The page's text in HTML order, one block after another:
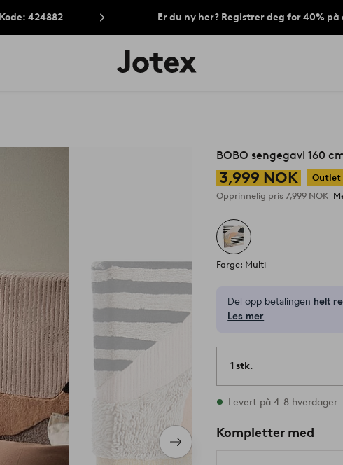
424882 Er du ny her? Registrer deg for 40%
Jotex’
logo
Neste
produkt
BOBO sengegavl 160
3,999 NOK
Outlet
Opprinnelig pris7,999 NOK
Farge: Multi
Del opp betalingen helt
Les mer
1 stk.
På lager
Levert på 4-8 hverdager
Kompletter med